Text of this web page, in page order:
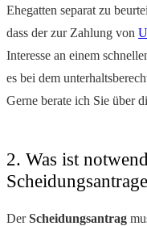
Ehegatten separat zu
dass der zur Zahlung von
Interesse an einem
es bei dem
Gerne berate ich Sie über
2. Was ist
DerScheidungsantrag